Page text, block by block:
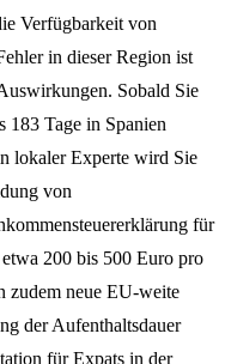
Verfügbarkeit von
in dieser Region ist
Sobald Sie
183 Tage in Spanien
lokaler Experte wird Sie
von
für
200 bis 500 Euro pro
zudem neue EU-weite
der Aufenthaltsdauer
für Expats in der